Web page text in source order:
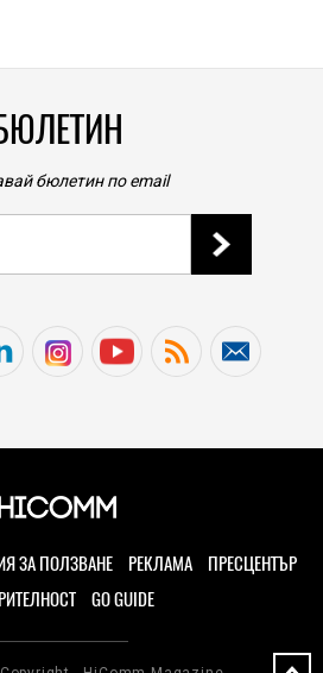
бюлетин по email
ЗА ПОЛЗВАНЕ РЕКЛАМА
ПРЕСЦЕНТЪР
GO GUIDE